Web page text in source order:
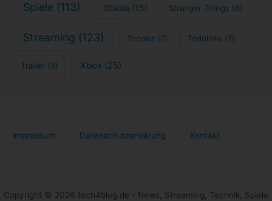
Spiele (113) Stadia (15) Stranger Things (8)
Streaming (123) Todoist (7) Todoliste (7)
Trailer (9) Xbox (25)
Impressum Datenschutzerklärung Kontakt
Copyright © 2026 tech4blog.de - News, Streaming, Technik, Spiele